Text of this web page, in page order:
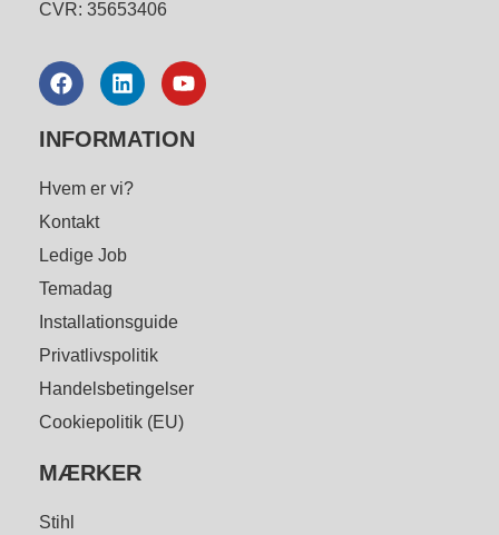
CVR: 35653406
INFORMATION
Hvem er vi?
Kontakt
Ledige Job
Temadag
Installationsguide
Privatlivspolitik
Handelsbetingelser
Cookiepolitik (EU)
MÆRKER
Stihl